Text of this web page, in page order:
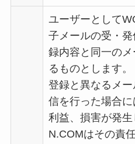
ユーザーとして
子メールの受・
録内容と同一の
るものとします。
登録と異なるメ
信を行った場合
利益、損害が発
N.COMはその責